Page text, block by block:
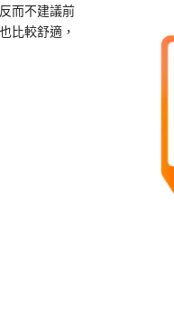
而不建議前
比較舒適，